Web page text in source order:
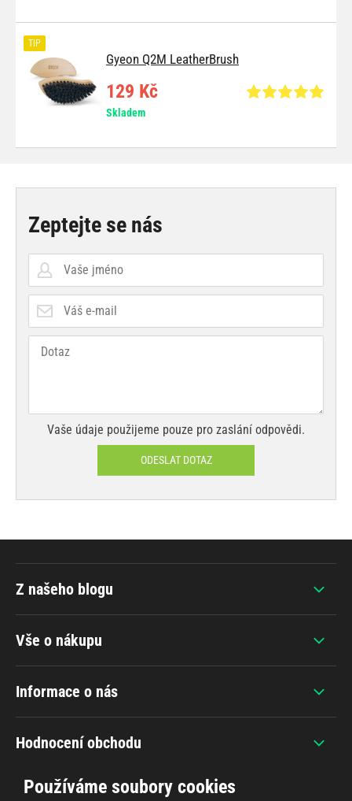
Gyeon Q2M LeatherBrush
TIP
129 Kč
Skladem
Zeptejte se nás
Vaše údaje použijeme pouze pro zaslání odpovědi.
ODESLAT DOTAZ
Vše o nákupu
Informace o nás
Hodnocení obchodu
Z našeho blogu
Používáme soubory cookies